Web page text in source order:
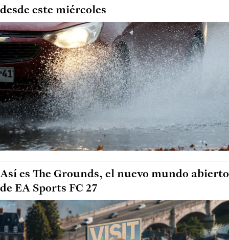
desde este miércoles
Así es The Grounds, el nuevo mundo abierto
de EA Sports FC 27